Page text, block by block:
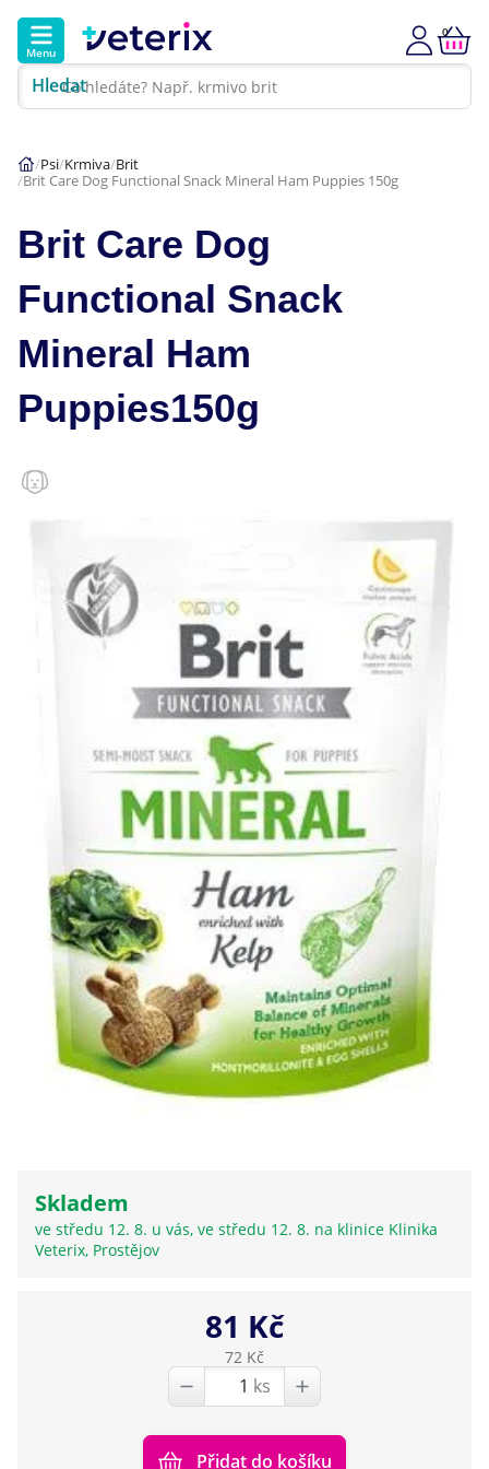
Menu
Hledat
0
Hlavní kategorie
Akce
Psi
Kočky
Veterinární diety
Dárkové poukazy
777 319 516
info@veterix.cz
E-shop Veterix
(Po–Pá, 8–15h)
eshop@veterix.cz
Psi Krmiva Brit
Brit Care Dog Functional Snack Mineral Ham Puppies 150g
Brit Care Dog
Functional Snack
Mineral Ham
Puppies150g
Skladem
ve středu 12. 8. u vás, ve středu 12. 8. na klinice Klinika
Veterix, Prostějov
81 Kč
72 Kč
ks
Přidat do košíku